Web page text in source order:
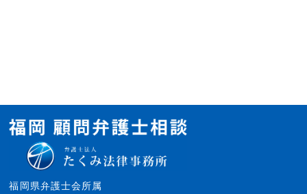
福岡県弁護士会所属